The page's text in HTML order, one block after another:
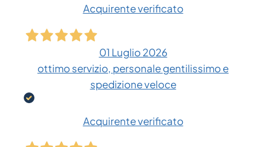
Acquirente verificato
01 Luglio 2026
ottimo servizio, personale gentilissimo e
spedizione veloce
Acquirente verificato